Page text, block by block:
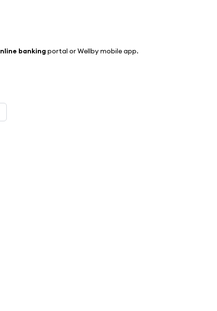
c. Click File Upload in the
click Let's go! f. Review the For Review tab on the
banking portal or Wellby mobile app.